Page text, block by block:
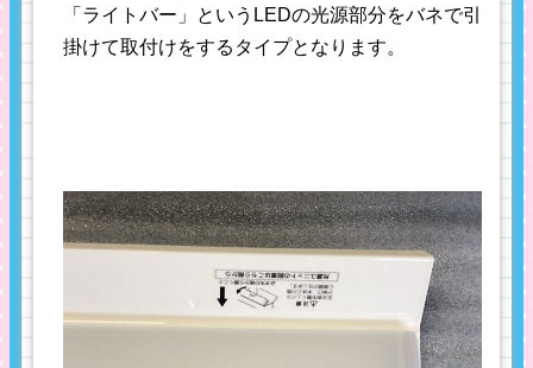
「ライトバー」というLEDの光源部分をバネで引
掛けて取付けをするタイプとなります。